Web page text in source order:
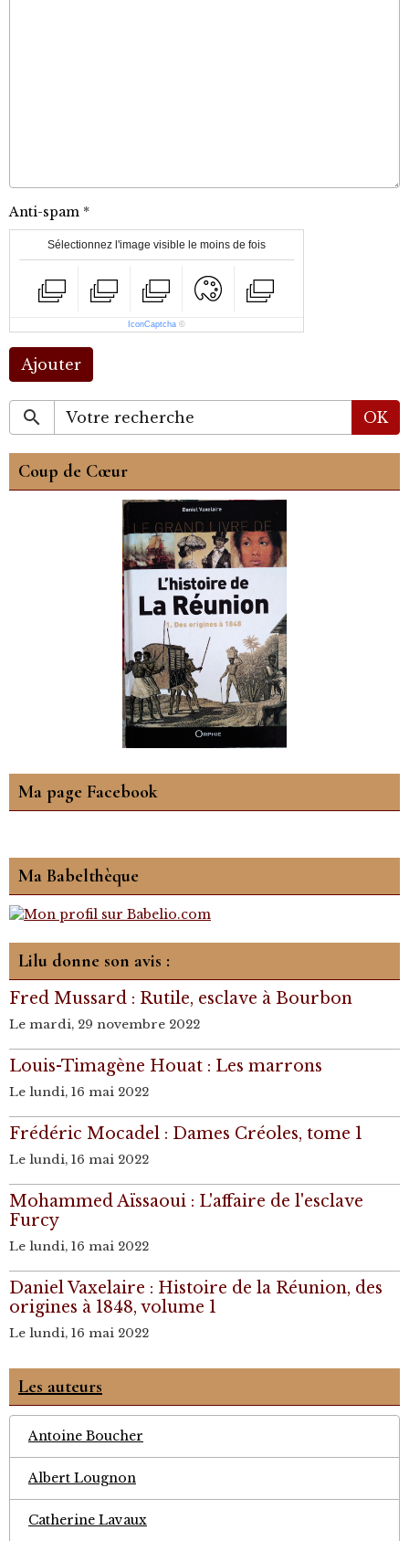
Anti-spam
Sélectionnez l'image visible le moins de fois
IconCaptcha ©
Ajouter
OK
Coup de Cœur
Ma page Facebook
Ma Babelthèque
Lilu donne son avis :
Fred Mussard : Rutile, esclave à Bourbon
Le mardi, 29 novembre 2022
Louis-Timagène Houat : Les marrons
Le lundi, 16 mai 2022
Frédéric Mocadel : Dames Créoles, tome 1
Le lundi, 16 mai 2022
Mohammed Aïssaoui : L'affaire de l'esclave
Furcy
Le lundi, 16 mai 2022
Daniel Vaxelaire : Histoire de la Réunion, des
origines à 1848, volume 1
Le lundi, 16 mai 2022
Les auteurs
Antoine Boucher
Albert Lougnon
Catherine Lavaux